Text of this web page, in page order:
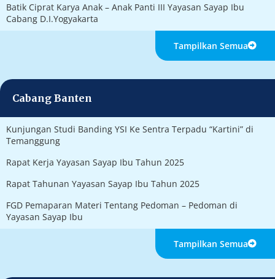
Batik Ciprat Karya Anak – Anak Panti III Yayasan Sayap Ibu
Cabang D.I.Yogyakarta
Tampilkan Semua
Cabang Banten
Kunjungan Studi Banding YSI Ke Sentra Terpadu “Kartini” di
Temanggung
Rapat Kerja Yayasan Sayap Ibu Tahun 2025
Rapat Tahunan Yayasan Sayap Ibu Tahun 2025
FGD Pemaparan Materi Tentang Pedoman – Pedoman di
Yayasan Sayap Ibu
Tampilkan Semua